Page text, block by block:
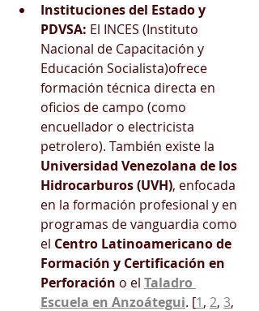
Instituciones del Estado y
PDVSA: El INCES (Instituto
Nacional de Capacitación y
Educación Socialista)ofrece
formación técnica directa en
oficios de campo (como
encuellador o electricista
petrolero). También existe la
Universidad Venezolana de los
Hidrocarburos (UVH), enfocada
en la formación profesional y en
programas de vanguardia como
el Centro Latinoamericano de
Formación y Certificación en
Perforación o el Taladro
Escuela en Anzoátegui. [1, 2, 3,